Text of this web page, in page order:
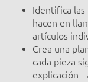
Identifica
hacen en
artículos
Crea una
cada pieza
explicación